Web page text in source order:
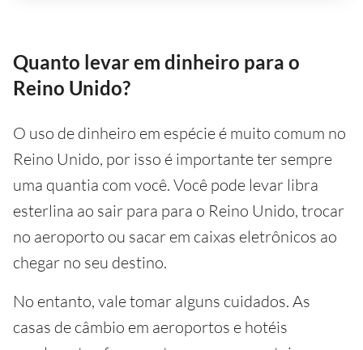
Quanto levar em dinheiro para o
Reino Unido?
O uso de dinheiro em espécie é muito comum no
Reino Unido, por isso é importante ter sempre
uma quantia com você. Você pode levar libra
esterlina ao sair para para o Reino Unido, trocar
no aeroporto ou sacar em caixas eletrônicos ao
chegar no seu destino.
No entanto, vale tomar alguns cuidados. As
casas de câmbio em aeroportos e hotéis